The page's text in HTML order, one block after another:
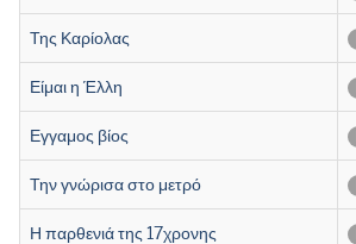
Της Καρίολας
Είμαι η Έλλη
Εγγαμος βίος
Την γνώρισα στο μετρό
Η παρθενιά της 17χρονης